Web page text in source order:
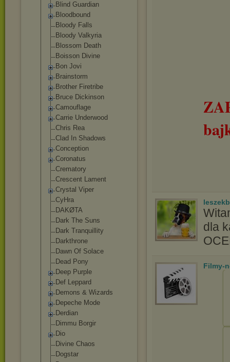
Blind Guardian
Bloodbound
Bloody Falls
Bloody Valkyria
Blossom Death
Boisson Divine
Bon Jovi
Brainstorm
Brother Firetribe
Bruce Dickinson
Camouflage
Carrie Underwood
Chris Rea
Clad In Shadows
Conception
Coronatus
Crematory
Crescent Lament
Crystal Viper
CyHra
DAKØTA
Dark The Suns
Dark Tranquillity
Darkthrone
Dawn Of Solace
Dead Pony
Deep Purple
Def Leppard
Demons & Wizards
Depeche Mode
Derdian
Dimmu Borgir
Dio
Divine Chaos
Dogstar
dla
Filmy-